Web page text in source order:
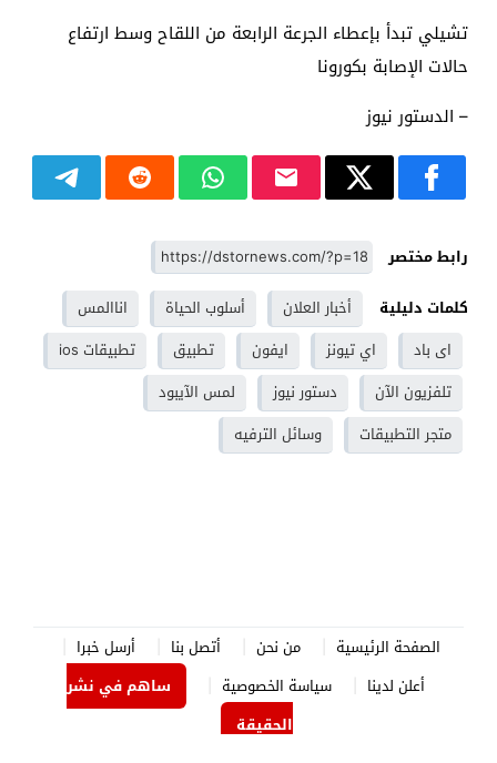
تشيلي تبدأ بإعطاء الجرعة الرابعة من اللقاح وسط ارتفاع
حالات الإصابة بكورونا
– الدستور نيوز
رابط مختصر
كلمات دليلية
أخبار العلان أسلوب الحياة
اناالمس
اى باد
اي تيونز ايفون تطبيق
تطبيقات ios
تلفزيون الآن
دستور نيوز
لمس الآيبود
متجر التطبيقات
وسائل الترفيه
الصفحة الرئيسية من نحن أتصل بنا
أرسل خبرا
أعلن لدينا
سياسة الخصوصية
ساهم في نشر
الحقيقة